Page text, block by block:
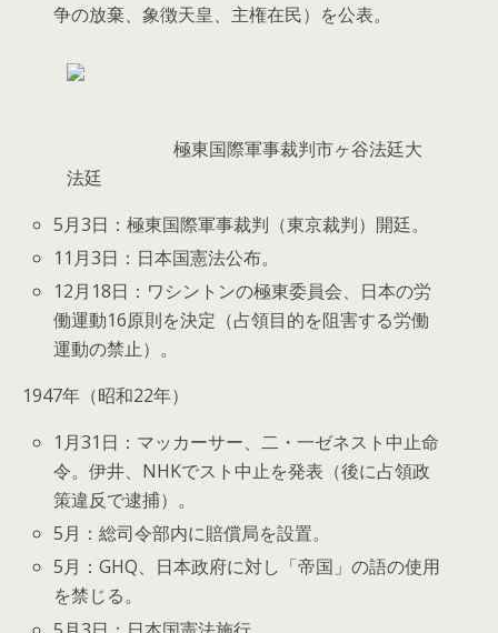
争の放棄、象徴天皇、主権在民）を公表。
極東国際軍事裁判市ヶ谷法廷大
法廷
5月3日：極東国際軍事裁判（東京裁判）開廷。
11月3日：日本国憲法公布。
12月18日：ワシントンの極東委員会、日本の労
働運動16原則を決定（占領目的を阻害する労働
運動の禁止）。
1947年（昭和22年）
1月31日：マッカーサー、二・一ゼネスト中止命
令。伊井、NHKでスト中止を発表（後に占領政
策違反で逮捕）。
5月：総司令部内に賠償局を設置。
5月：GHQ、日本政府に対し「帝国」の語の使用
を禁じる。